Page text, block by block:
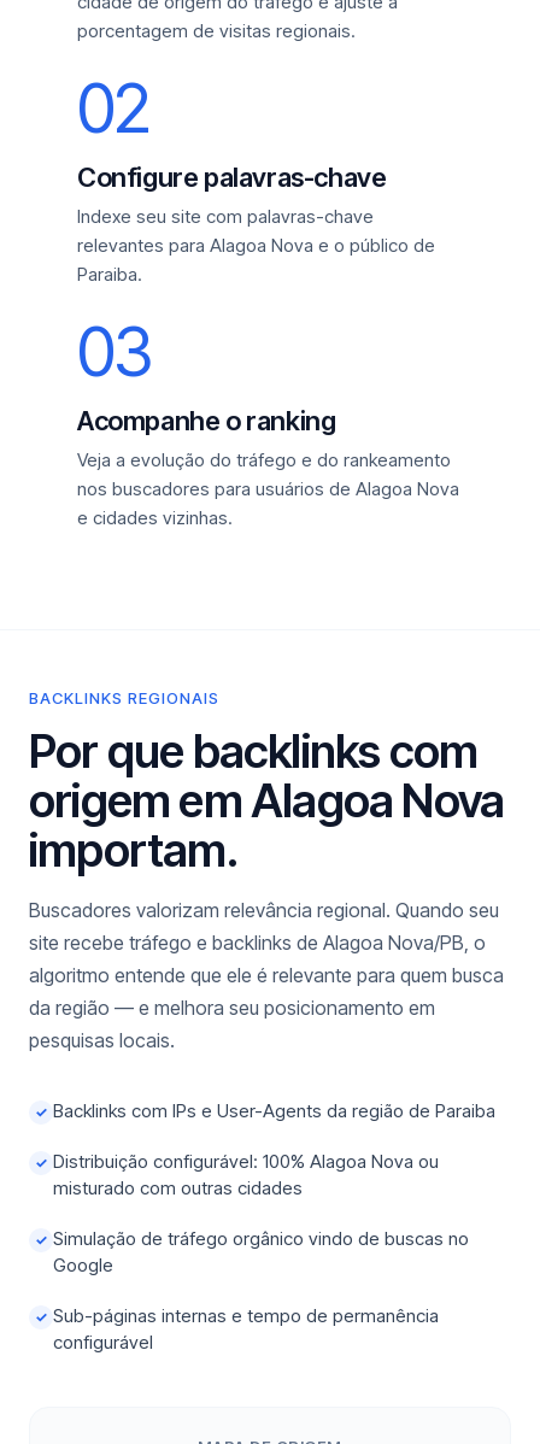
porcentagem de visitas regionais.
02
Configure palavras-chave
Indexe seu site com palavras-chave
relevantes para Alagoa Nova e o público de
Paraiba.
03
Acompanhe o ranking
Veja a evolução do tráfego e do rankeamento
nos buscadores para usuários de Alagoa Nova
e cidades vizinhas.
BACKLINKS REGIONAIS
Por que backlinks com
origem em Alagoa Nova
importam.
Buscadores valorizam relevância regional. Quando seu
site recebe tráfego e backlinks de Alagoa Nova/PB, o
algoritmo entende que ele é relevante para quem busca
da região — e melhora seu posicionamento em
pesquisas locais.
✓ Backlinks com IPs e User-Agents da região de Paraiba
✓ Distribuição configurável: 100% Alagoa Nova ou
misturado com outras cidades
✓ Simulação de tráfego orgânico vindo de buscas no
Google
✓ Sub-páginas internas e tempo de permanência
configurável